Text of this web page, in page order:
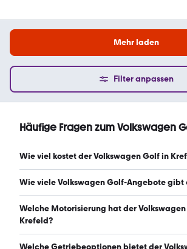
Mehr laden
Filter anpassen
Häufige Fragen zum Volkswagen
Wie viel kostet der Volkswagen Golf in
Ein guter Preis für einen Volkswagen Golf
ab 168 € monatlich. (Stand: 7.8.2026)
Wie viele Volkswagen Golf-Angebote gibt
Es gibt insgesamt 1.152 Volkswagen Golf
davon 1.106 Gebraucht- und 46
Welche Motorisierung hat der
Krefeld?
Der Volkswagen Golf in Krefeld hat
Welche Getriebeoptionen bietet der